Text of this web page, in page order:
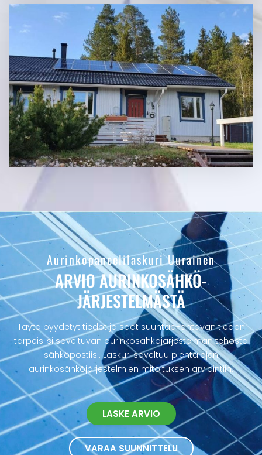
Aurinkopaneelilaskuri Uurainen
ARVIO AURINKOSÄHKÖ­
JÄRJESTELMÄSTÄ
Täytä pyydetyt tiedot ja saat suuntaa-antavan tiedon
tarpeisiisi soveltuvan aurinkosähköjärjestelmän tehosta
sähköpostiisi. Laskuri soveltuu pientalojen
aurinkosähköjärjestelmien mitoituksen arviointiin.
LASKE ARVIO
VARAA SUUNNITTELU